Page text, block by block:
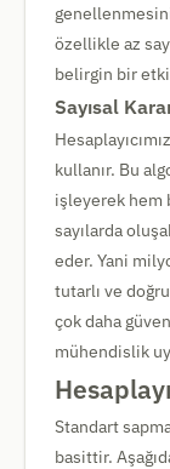
özellikle az
belirgin bir etki
Sayısal
kullanır. Bu
işleyerek hem
sayılarda
eder. Yani
tutarlı ve
çok daha
mühendislik
Standart
basittir.